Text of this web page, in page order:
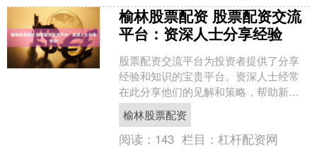
榆林股票配资 股票配资交流
平台：资深人士分享经验
股票配资交流平台为投资者提供了分享
经验和知识的宝贵平台。资深人士经常
在此分享他们的见解和策略，帮助新手
和经验丰富的投资者提升他们的交易技
能。 股票配资批发服务通....
榆林股票配资
阅读： 143 栏目：杠杆配资网